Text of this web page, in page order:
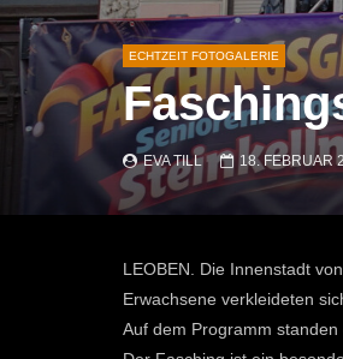
ECHTZEIT FOTOGALERIE
EVA TILL 18. FEBRUAR
LEOBEN. Die Innenstadt
Erwachsene verkleideten
Auf dem Programm